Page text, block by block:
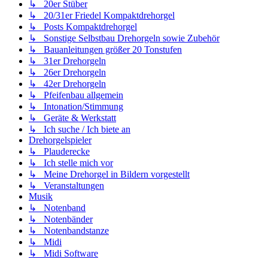
↳ 20er Stüber
↳ 20/31er Friedel Kompaktdrehorgel
↳ Posts Kompaktdrehorgel
↳ Sonstige Selbstbau Drehorgeln sowie Zubehör
↳ Bauanleitungen größer 20 Tonstufen
↳ 31er Drehorgeln
↳ 26er Drehorgeln
↳ 42er Drehorgeln
↳ Pfeifenbau allgemein
↳ Intonation/Stimmung
↳ Geräte & Werkstatt
↳ Ich suche / Ich biete an
Drehorgelspieler
↳ Plauderecke
↳ Ich stelle mich vor
↳ Meine Drehorgel in Bildern vorgestellt
↳ Veranstaltungen
Musik
↳ Notenband
↳ Notenbänder
↳ Notenbandstanze
↳ Midi
↳ Midi Software